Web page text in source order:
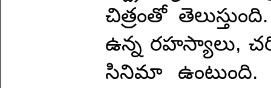
చిత్రంతో
ఉన్న రహస్యాలు,
సినిమా